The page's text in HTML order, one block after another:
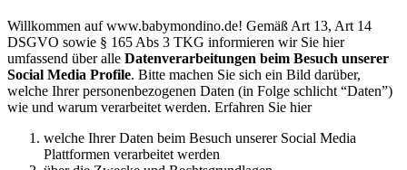
Willkommen auf www.babymondino.de! Gemäß Art 13, Art 14
DSGVO sowie § 165 Abs 3 TKG informieren wir Sie hier
umfassend über alle Datenverarbeitungen beim Besuch unserer
Social Media Profile. Bitte machen Sie sich ein Bild darüber,
welche Ihrer personenbezogenen Daten (in Folge schlicht “Daten”)
wie und warum verarbeitet werden. Erfahren Sie hier
welche Ihrer Daten beim Besuch unserer Social Media
Plattformen verarbeitet werden